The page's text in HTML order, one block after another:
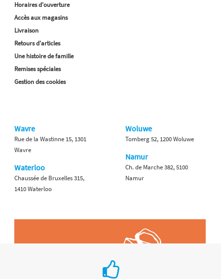
Horaires d'ouverture
Accès aux magasins
Livraison
Retours d'articles
Une histoire de famille
Remises spéciales
Gestion des cookies
Wavre
Rue de la Wastinne 15, 1301
Wavre
Waterloo
Chaussée de Bruxelles 315,
1410 Waterloo
Woluwe
Tomberg 52, 1200 Woluwe
Namur
Ch. de Marche 382, 5100
Namur